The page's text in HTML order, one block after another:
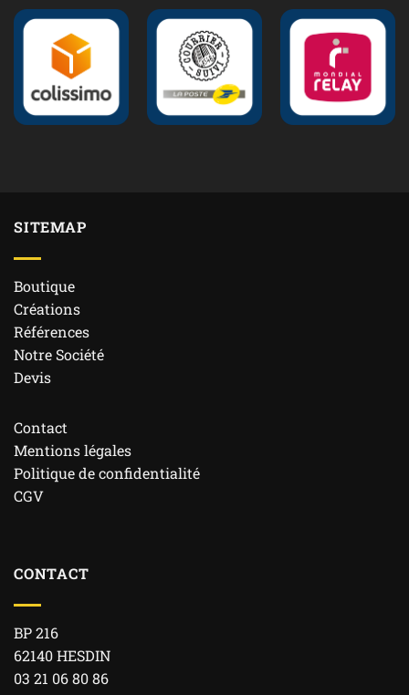
SITEMAP
Boutique
Créations
Références
Notre Société
Devis
Contact
Mentions légales
Politique de confidentialité
CGV
CONTACT
BP 216
62140 HESDIN
03 21 06 80 86